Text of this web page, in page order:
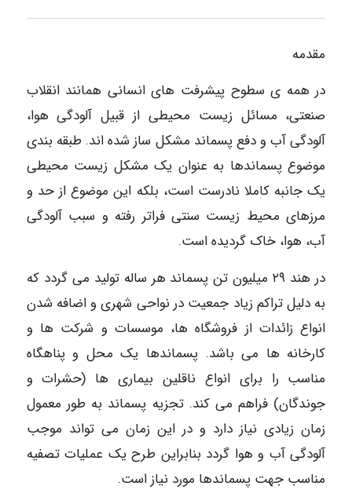
مقدمه
در همه ی سطوح پیشرفت های انسانی همانند انقلاب
صنعتی، مسائل زیست محیطی از قبیل آلودگی هوا،
آلودگی آب و دفع پسماند مشکل ساز شده اند. طبقه بندی
موضوع پسماندها به عنوان یک مشکل زیست محیطی
یک جانبه کاملا نادرست است، بلکه این موضوع از حد و
مرزهای محیط زیست سنتی فراتر رفته و سبب آلودگی
آب، هوا، خاک گردیده است.
در هند ۲۹ میلیون تن پسماند هر ساله تولید می گردد که
به دلیل تراکم زیاد جمعیت در نواحی شهری و اضافه شدن
انواع زائدات از فروشگاه ها، موسسات و شرکت ها و
کارخانه ها می باشد. پسماندها یک محل و پناهگاه
مناسب را برای انواع ناقلین بیماری ها (حشرات و
جوندگان) فراهم می کند. تجزیه پسماند به طور معمول
زمان زیادی نیاز دارد و در این زمان می تواند موجب
آلودگی آب و هوا گردد بنابراین طرح یک عملیات تصفیه
مناسب جهت پسماندها مورد نیاز است.